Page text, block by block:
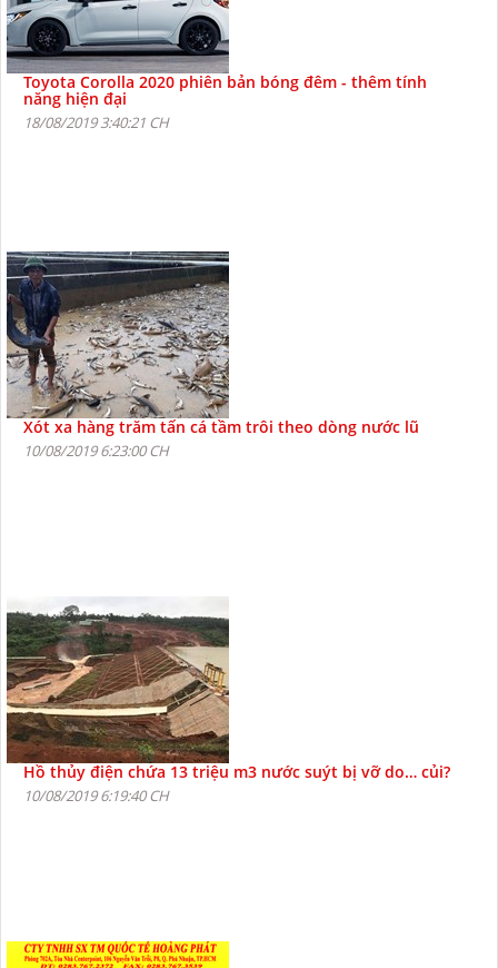
Toyota Corolla 2020 phiên bản bóng đêm - thêm tính
năng hiện đại
18/08/2019 3:40:21 CH
Xót xa hàng trăm tấn cá tầm trôi theo dòng nước lũ
10/08/2019 6:23:00 CH
Hồ thủy điện chứa 13 triệu m3 nước suýt bị vỡ do… củi?
10/08/2019 6:19:40 CH